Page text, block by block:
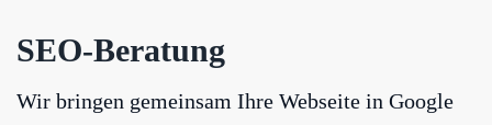
SEO-Beratung
Wir bringen gemeinsam Ihre Webseite in Google